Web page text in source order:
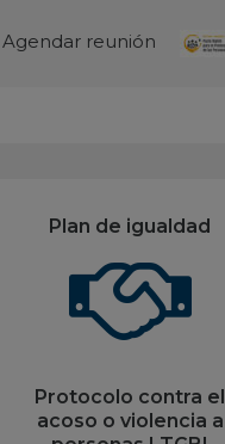
Agendar reunión
Plan de igualdad
Protocolo contra el
acoso o violencia a